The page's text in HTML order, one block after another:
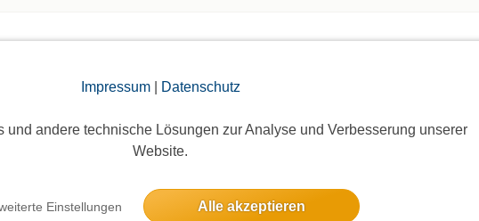
Impressum| Datenschutz
und andere technische Lösungen zur Analyse und Verbesserung unserer
Website.
Einstellungen Alle akzeptieren
von Anno 1150